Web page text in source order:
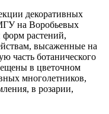
декоративных
на Воробьевых
форм растений,
высаженные на
часть ботанического
в цветочном
многолетников,
в розарии,